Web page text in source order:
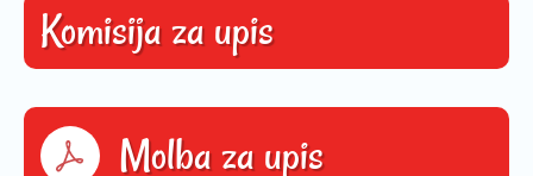
Komisija za upis
Molba za upis